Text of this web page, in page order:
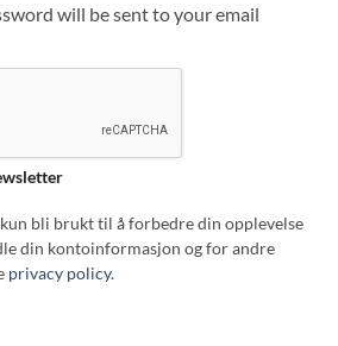
will be sent to your email
bli brukt til å forbedre din opplevelse
din kontoinformasjon og for andre
privacy policy.